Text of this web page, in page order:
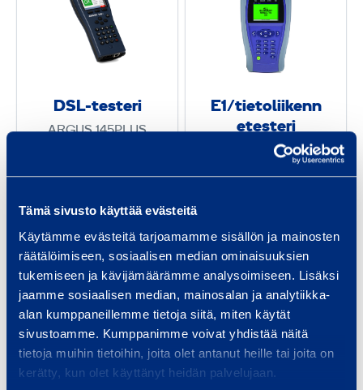
Tämä sivusto käyttää evästeitä
Käytämme evästeitä tarjoamamme sisällön ja mainosten
räätälöimiseen, sosiaalisen median ominaisuuksien
tukemiseen ja kävijämäärämme analysoimiseen. Lisäksi
jaamme sosiaalisen median, mainosalan ja analytiikka-
alan kumppaneillemme tietoja siitä, miten käytät
sivustoamme. Kumppanimme voivat yhdistää näitä
tietoja muihin tietoihin, joita olet antanut heille tai joita on
kerätty, kun olet käyttänyt heidän palvelujaan.
L
-
t
DSL-testeri
ARGUS 145PLUS
Pyydä tarjous
Lisää koriin
/
t
i
e
o
n
e
­
t
e
s
E1/tietoliikenn
e­testeri
JDSU